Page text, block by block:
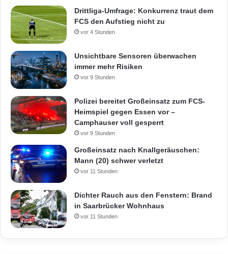
Drittliga-Umfrage: Konkurrenz traut dem
FCS den Aufstieg nicht zu
vor 4 Stunden
Unsichtbare Sensoren überwachen
immer mehr Risiken
vor 9 Stunden
Polizei bereitet Großeinsatz zum FCS-
Heimspiel gegen Essen vor –
Camphauser voll gesperrt
vor 9 Stunden
Großeinsatz nach Knallgeräuschen:
Mann (20) schwer verletzt
vor 11 Stunden
Dichter Rauch aus den Fenstern: Brand
in Saarbrücker Wohnhaus
vor 11 Stunden